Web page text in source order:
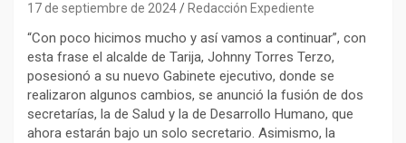
17 de septiembre de 2024 Redacción Expediente
“Con poco hicimos mucho y así vamos a continuar”, con
esta frase el alcalde de Tarija, Johnny Torres Terzo,
posesionó a su nuevo Gabinete ejecutivo, donde se
realizaron algunos cambios, se anunció la fusión de dos
secretarías, la de Salud y la de Desarrollo Humano, que
ahora estarán bajo un solo secretario. Asimismo, la